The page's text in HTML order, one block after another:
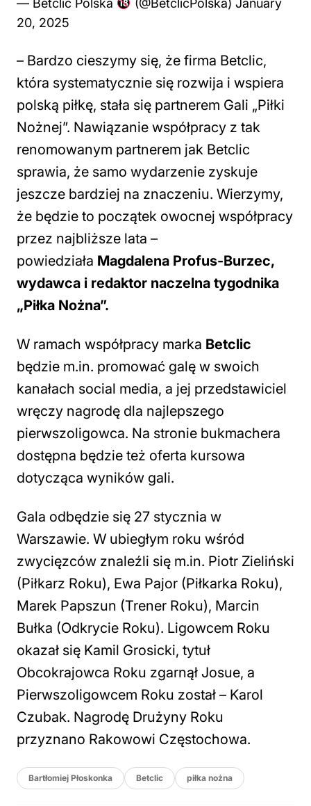
— Betclic Polska (@BetclicPolska) January
20, 2025
– Bardzo cieszymy się, że firma Betclic,
która systematycznie się rozwija i wspiera
polską piłkę, stała się partnerem Gali „Piłki
Nożnej”. Nawiązanie współpracy z tak
renomowanym partnerem jak Betclic
sprawia, że samo wydarzenie zyskuje
jeszcze bardziej na znaczeniu. Wierzymy,
że będzie to początek owocnej współpracy
przez najbliższe lata –
powiedziała Magdalena Profus-Burzec,
wydawca i redaktor naczelna tygodnika
„Piłka Nożna”.
W ramach współpracy marka Betclic
będzie m.in. promować galę w swoich
kanałach social media, a jej przedstawiciel
wręczy nagrodę dla najlepszego
pierwszoligowca. Na stronie bukmachera
dostępna będzie też oferta kursowa
dotycząca wyników gali.
Gala odbędzie się 27 stycznia w
Warszawie. W ubiegłym roku wśród
zwycięzców znaleźli się m.in. Piotr Zieliński
(Piłkarz Roku), Ewa Pajor (Piłkarka Roku),
Marek Papszun (Trener Roku), Marcin
Bułka (Odkrycie Roku). Ligowcem Roku
okazał się Kamil Grosicki, tytuł
Obcokrajowca Roku zgarnął Josue, a
Pierwszoligowcem Roku został – Karol
Czubak. Nagrodę Drużyny Roku
przyznano Rakowowi Częstochowa.
Bartłomiej Płoskonka Betclic piłka nożna